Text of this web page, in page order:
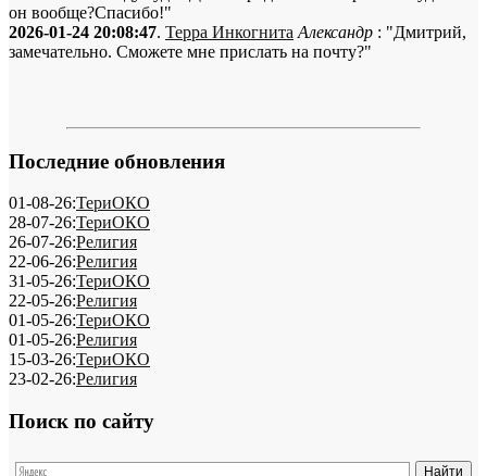
он вообще?Спасибо!"
2026-01-24 20:08:47. Терра Инкогнита Александр : "Дмитрий,
замечательно. Сможете мне прислать на почту?"
Последние обновления
01-08-26:ТериОКО
28-07-26:ТериОКО
26-07-26:Религия
22-06-26:Религия
31-05-26:ТериОКО
22-05-26:Религия
01-05-26:ТериОКО
01-05-26:Религия
15-03-26:ТериОКО
23-02-26:Религия
Поиск по сайту